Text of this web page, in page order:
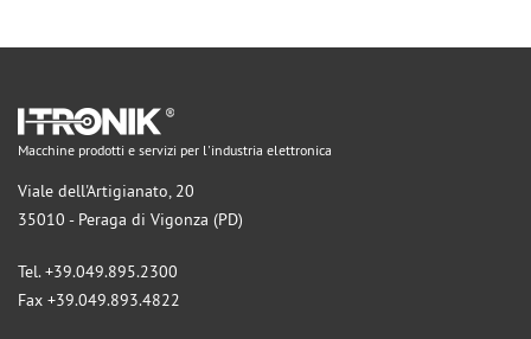
Macchine prodotti e servizi per l'industria elettronica
Viale dell'Artigianato, 20
35010 - Peraga di Vigonza (PD)
Tel. +39.049.895.2300
Fax +39.049.893.4822